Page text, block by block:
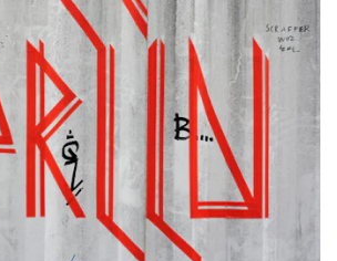
Das Porzellan, von dem wir Kuchen
Siegmund’ gemacht... Und meinen
Die Vasen, in denen die Rosen blühen,
wir Kuchen essen, die Schale, in der die
an der Wand – hat alles... Vielen Dank
Dinge, Onkel Siegmund! Informationen
Königlichen Porzellan-Manufaktur findet
Arztschränken, Turngeräten oder
Restaurierung einen neuen Wert
werden von ihnen mit viel Mühe und Liebe
– ein eklektischer Mix von französischen
objets trouvés stellt außerdem
Manufaktur her. Aus alten und neuen
in der Werkstatt im Brandenburger
Lager mit weiteren schönen Dingen
Brunnenstraße 169, 10119
– 14.30 Uhr und 15.30 – 19.00 Uhr, Sa